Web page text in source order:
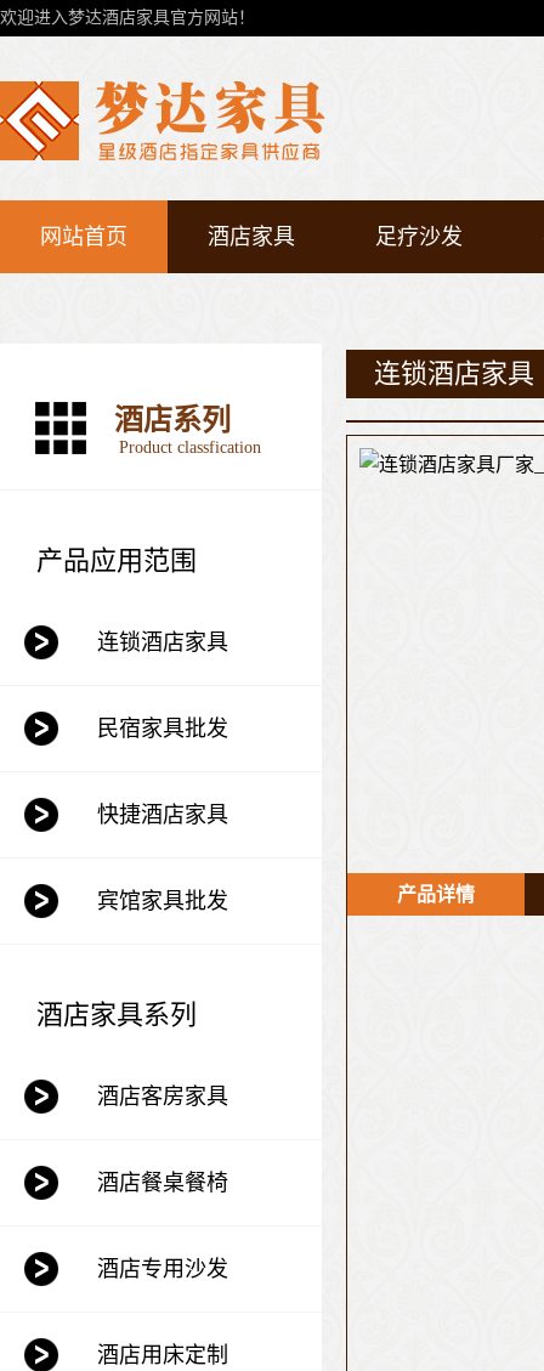
欢迎进入梦达酒店家具官方网站！
网站首页 酒店家具 足疗沙发
酒店系列
Product classfication
产品应用范围
连锁酒店家具
民宿家具批发
快捷酒店家具
宾馆家具批发
酒店家具系列
酒店客房家具
酒店餐桌餐椅
酒店专用沙发
酒店用床定制
连锁酒店家具
产品详情